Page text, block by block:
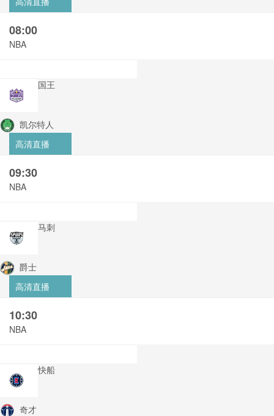
08:00
NBA
国王
凯尔特人
高清直播
09:30
NBA
马刺
爵士
高清直播
10:30
NBA
快船
奇才